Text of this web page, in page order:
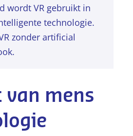
wordt VR gebruikt in
technologie.
zonder artificial
van mens